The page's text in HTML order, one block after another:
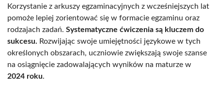
Korzystanie z arkuszy egzaminacyjnych z wcześniejszych lat
pomoże lepiej zorientować się w formacie egzaminu oraz
rodzajach zadań. Systematyczne ćwiczenia są kluczem do
sukcesu. Rozwijając swoje umiejętności językowe w tych
określonych obszarach, uczniowie zwiększają swoje szanse
na osiągnięcie zadowalających wyników na maturze w
2024 roku.